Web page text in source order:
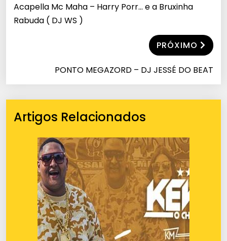
Acapella Mc Maha – Harry Porr… e a Bruxinha
Rabuda ( DJ WS )
PRÓXIMO
PONTO MEGAZORD – DJ JESSÉ DO BEAT
Artigos Relacionados